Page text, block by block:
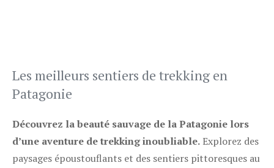
Les meilleurs sentiers de trekking en
Patagonie
Découvrez la beauté sauvage de la Patagonie lors
d’une aventure de trekking inoubliable.Explorez des
paysages époustouflants et des sentiers pittoresques au